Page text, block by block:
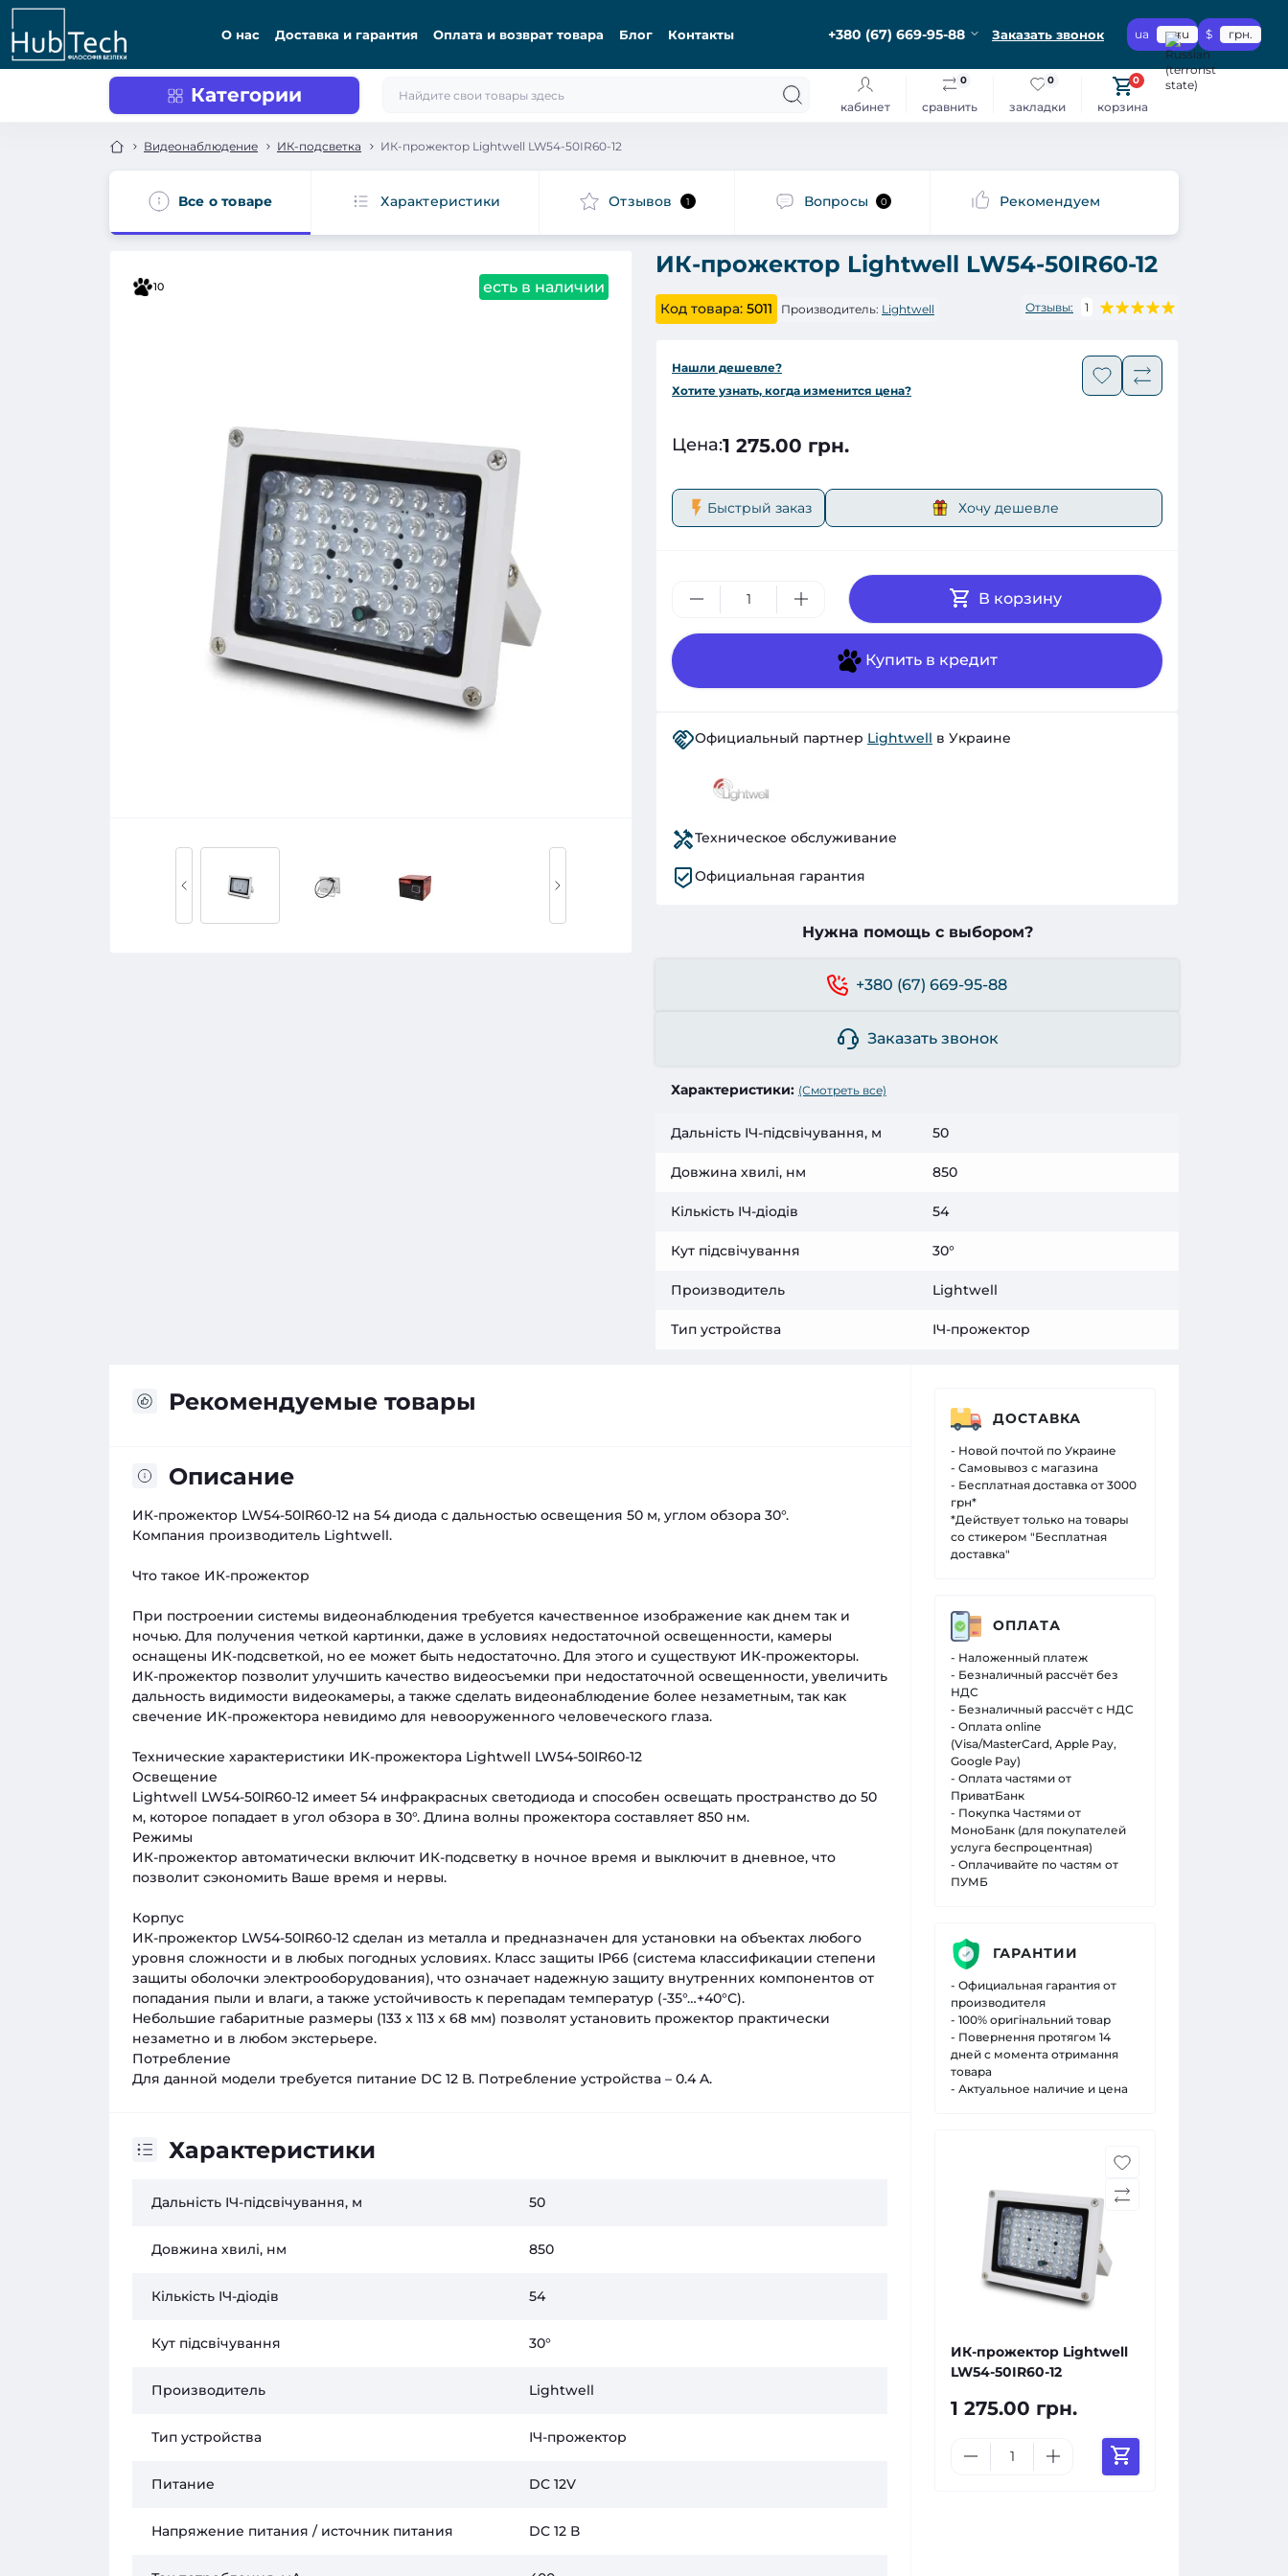
О нас Доставка и гарантия Оплата и возврат товара Блог Контакты +380 (67) 669-95-88 Заказать звонок ua ru $ грн.
Категории
кабинет сравнить
0
закладки
0
корзина
0
Видеонаблюдение ИК-подсветка ИК-прожектор Lightwell LW54-50IR60-12
Все о товаре Характеристики Отзывов 1 Вопросы 0 Рекомендуем
10 есть в наличии
ИК-прожектор Lightwell LW54-50IR60-12
Код товара: 5011 Производитель: Lightwell Отзывы: 1
Нашли дешевле?
Хотите узнать, когда изменится цена?
Цена:1 275.00 грн.
Быстрый заказ Хочу дешевле
В корзину
Купить в кредит
Официальный партнер Lightwell в Украине
Техническое обслуживание
Официальная гарантия
Нужна помощь с выбором?
+380 (67) 669-95-88
Заказать звонок
Характеристики: (Смотреть все)
Дальність ІЧ-підсвічування, м 50
Довжина хвилі, нм 850
Кількість ІЧ-діодів 54
Кут підсвічування 30°
Производитель Lightwell
Тип устройства ІЧ-прожектор
Рекомендуемые товары
Описание
ИК-прожектор LW54-50IR60-12 на 54 диода с дальностью освещения 50 м, углом обзора 30°.
Компания производитель Lightwell.
Что такое ИК-прожектор
При построении системы видеонаблюдения требуется качественное изображение как днем так и
ночью. Для получения четкой картинки, даже в условиях недостаточной освещенности, камеры
оснащены ИК-подсветкой, но ее может быть недостаточно. Для этого и существуют ИК-прожекторы.
ИК-прожектор позволит улучшить качество видеосъемки при недостаточной освещенности, увеличить
дальность видимости видеокамеры, а также сделать видеонаблюдение более незаметным, так как
свечение ИК-прожектора невидимо для невооруженного человеческого глаза.
Технические характеристики ИК-прожектора Lightwell LW54-50IR60-12
Освещение
Lightwell LW54-50IR60-12 имеет 54 инфракрасных светодиода и способен освещать пространство до 50
м, которое попадает в угол обзора в 30°. Длина волны прожектора составляет 850 нм.
Режимы
ИК-прожектор автоматически включит ИК-подсветку в ночное время и выключит в дневное, что
позволит сэкономить Ваше время и нервы.
Корпус
ИК-прожектор LW54-50IR60-12 сделан из металла и предназначен для установки на объектах любого
уровня сложности и в любых погодных условиях. Класс защиты IP66 (система классификации степени
защиты оболочки электрооборудования), что означает надежную защиту внутренних компонентов от
попадания пыли и влаги, а также устойчивость к перепадам температур (-35°…+40°С).
Небольшие габаритные размеры (133 x 113 x 68 мм) позволят установить прожектор практически
незаметно и в любом экстерьере.
Потребление
Для данной модели требуется питание DC 12 В. Потребление устройства – 0.4 A.
Характеристики
Дальність ІЧ-підсвічування, м 50
Довжина хвилі, нм 850
Кількість ІЧ-діодів 54
Кут підсвічування 30°
Производитель Lightwell
Тип устройства ІЧ-прожектор
Питание DC 12V
Напряжение питания / источник питания DC 12 В
ДОСТАВКА
- Новой почтой по Украине
- Самовывоз с магазина
- Бесплатная доставка от 3000
грн*
*Действует только на товары
со стикером "Бесплатная
доставка"
ОПЛАТА
- Наложенный платеж
- Безналичный рассчёт без
НДС
- Безналичный рассчёт с НДС
- Оплата online
(Visa/MasterCard, Apple Pay,
Google Pay)
- Оплата частями от
ПриватБанк
- Покупка Частями от
МоноБанк (для покупателей
услуга беспроцентная)
- Оплачивайте по частям от
ПУМБ
ГАРАНТИИ
- Официальная гарантия от
производителя
- 100% оригінальний товар
- Повернення протягом 14
дней с момента отримання
товара
- Актуальное наличие и цена
ИК-прожектор Lightwell
LW54-50IR60-12
1 275.00 грн.